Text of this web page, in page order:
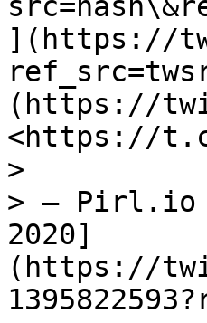
](https://
(https://
<https://
>
> – Pirl.io
2020]
(https://